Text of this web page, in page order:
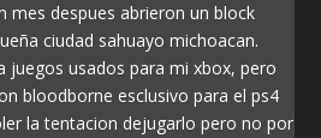
mes despues abrieron un block
ciudad sahuayo michoacan.
juegos usados para mi xbox, pero
bloodborne esclusivo para el ps4
la tentacion dejugarlo pero no por